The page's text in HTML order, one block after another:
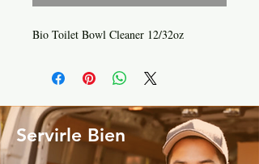
Bio Toilet Bowl Cleaner 12/32oz
Servirle Bien